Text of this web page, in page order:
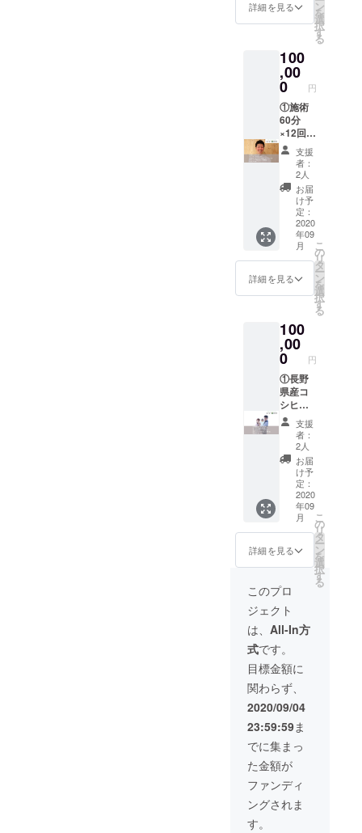
め、リ
は、ご
支援者
以外の
用もOK
です。
ギフト
として
もご利
用いた
だけま
す。 ※
施術に
関しま
して
は、
「60分
の全身
も含め
た体の
状態に
た施
術)」と
なりま
す。猫
背矯
正・骨
盤矯正
など、
あらか
じめお
伝えい
ただけ
ればご
要望に
受ける
出来ま
す。 ※
に関し
まして
は、こ
ちらか
ら送信
ます
メール
各店舗
でお見
さい。
施術は
ご利用
できま
す ※施
術含
め、リ
ターン
に関し
まして
は、ご
支援者
以外の
方の利
用もOK
です。
ギフト
として
もご利
用いた
関しま
して
は、
「60分
の全身
調整(診
察や姿
勢分析
も含め
た体の
状態に
合わせ
た施
術)」と
なりま
す。猫
背矯
正・骨
あらか
伝えい
ただけ
ればご
要望に
沿った
施術を
受ける
ことも
す。 ※
串盛り
は共に
店舗来
店時に
メール
画面を
④お礼
の写真
期限：
2020年
9月〜
2021年
9月」
お問合
せ：
026-
375-
2995 ※
リター
ンに関
しまし
ては、
ご支援
者以外
の方の
利用も
OKで
しても
ご利用
いただ
けま
す。 ※
ピラ
ティス
とは、
乱れた
身体の
バラン
ス、呼
吸を整
え、人
間の持
つ本来
の柔軟
性を取
り戻す
エクサ
サイズ
です。
長時間
のデス
クワー
クをさ
れる
方、運
動不足
の方、
体の不
調があ
る方、
産前産
後の
方、ご
高齢の
詳細を見る ン
を
選
択
す
る
100
,00
0 円
①施術
60分
×12回
②ピラ
ティス
60分×５
回 ③串
焼き
「えび
すや」
選べる3
種の串
盛り＋
ドリン
ク1杯
動画(肩
こり腰
痛編)お
届け ⑤
お礼の
写真
メール
「有効
期限：
2020年
9月〜
2021年
9月」
お問合
せ：
026-
375-
2995 ※
施術・
ティス
の予約
に関し
まして
は、9月
28日〜
順次日
程調整
メール
をお送
りしま
す。ご
希望の
日時を
選択し
てくだ
さい。
※施術含
支援
者：
2人
お届
け予
定：
2020
年09
月
詳細を見る
こ
の
リ
タ
ー
ン
を
選
択
す
る
100
,00
0 円
①長野
県産コ
シヒカ
リ40kg
②コー
ヒー(挽
き豆
100g)
③zoom
ピラ
ティス
60分×1
回 ④セ
ルフケ
ア動画
腰痛編)
⑤お礼
の写真
メール
「有効
期限：
2020年
9月〜
2021年
9月」
お問合
せ：
026-
375-
2995 ※
リター
ンに関
しまし
支援
者：
2人
お届
け予
定：
2020
年09
月
詳細を見る
こ
の
リ
タ
ー
ン
を
選
択
す
る
このプロ
ジェクト
は、 All-In方
式です。
目標金額に
関わらず、
2020/09/04
23:59:59ま
でに集まっ
た金額が
ファンディ
ングされま
す。